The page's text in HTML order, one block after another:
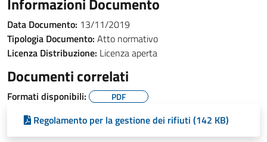
Data Documento: 13/11/2019
Tipologia Documento: Atto normativo
Licenza Distribuzione: Licenza aperta
Documenti correlati
Formati disponibili: PDF
Regolamento per la gestione dei rifiuti (142 KB)